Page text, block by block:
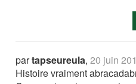
partapseureula,20 juin
Histoire vraiment